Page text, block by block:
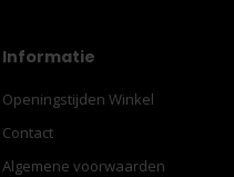
Informatie
Openingstijden Winkel
Contact
Algemene voorwaarden